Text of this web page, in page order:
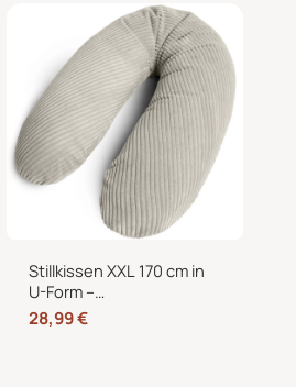
abnehmbarem Bezug
Stillkissen XXL 170 cm in
U-Form –
Schwangerschaftskissen,
Seitenschläferkissen und
28,99€